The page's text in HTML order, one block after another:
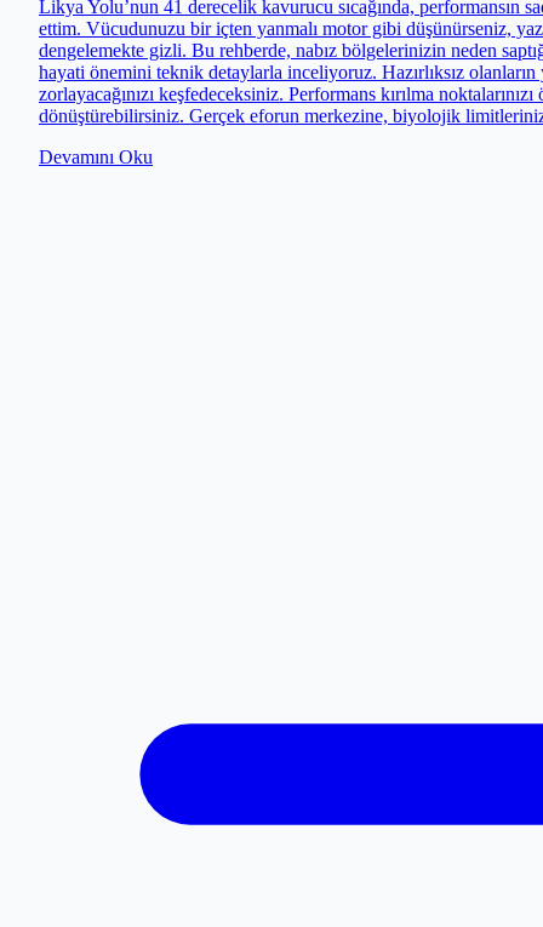
Likya Yolu’nun 41 derecelik kavurucu sıcağında, performansın
ettim. Vücudunuzu bir içten yanmalı motor gibi düşünürseniz,
dengelemekte gizli. Bu rehberde, nabız bölgelerinizin neden
hayati önemini teknik detaylarla inceliyoruz. Hazırlıksız olanların
zorlayacağınızı keşfedeceksiniz. Performans kırılma
dönüştürebilirsiniz. Gerçek eforun merkezine, biyolojik
Devamını Oku